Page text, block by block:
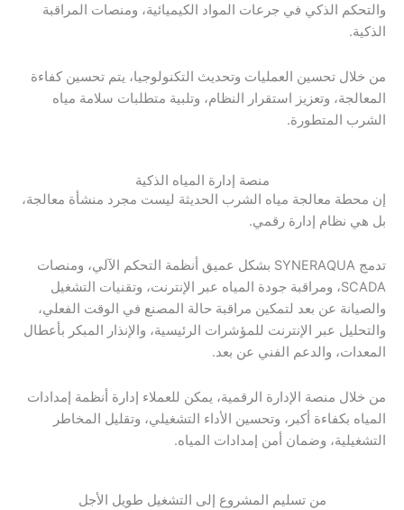
والتحكم الذكي في جرعات المواد الكيميائية، ومنصات المراقبة
الذكية.
من خلال تحسين العمليات وتحديث التكنولوجيا، يتم تحسين كفاءة
المعالجة، وتعزيز استقرار النظام، وتلبية متطلبات سلامة مياه
الشرب المتطورة.
منصة إدارة المياه الذكية
إن محطة معالجة مياه الشرب الحديثة ليست مجرد منشأة معالجة،
بل هي نظام إدارة رقمي.
تدمج SYNERAQUA بشكل عميق أنظمة التحكم الآلي، ومنصات
SCADA، ومراقبة جودة المياه عبر الإنترنت، وتقنيات التشغيل
والصيانة عن بعد لتمكين مراقبة حالة المصنع في الوقت الفعلي،
والتحليل عبر الإنترنت للمؤشرات الرئيسية، والإنذار المبكر بأعطال
المعدات، والدعم الفني عن بعد.
من خلال منصة الإدارة الرقمية، يمكن للعملاء إدارة أنظمة إمدادات
المياه بكفاءة أكبر، وتحسين الأداء التشغيلي، وتقليل المخاطر
التشغيلية، وضمان أمن إمدادات المياه.
من تسليم المشروع إلى التشغيل طويل الأجل